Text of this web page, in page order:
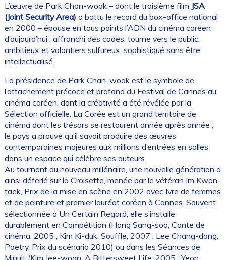
L’œuvre de Park Chan-wook – dont le troisième film JSA
(Joint Security Area) a battu le record du box-office national
en 2000 – épouse en tous points l’ADN du cinéma coréen
d’aujourd’hui : affranchi des codes, tourné vers le public,
ambitieux et volontiers sulfureux, sophistiqué sans être
intellectualisé.
La présidence de Park Chan-wook est le symbole de
l’attachement précoce et profond du Festival de Cannes au
cinéma coréen, dont la créativité a été révélée par la
Sélection officielle. La Corée est un grand territoire de
cinéma dont les trésors se restaurent année après année ;
le pays a prouvé qu’il savait produire des œuvres
contemporaines majeures aux millions d’entrées en salles
dans un espace qui célèbre ses auteurs.
Au tournant du nouveau millénaire, une nouvelle génération a
ainsi déferlé sur la Croisette, menée par le vétéran Im Kwon-
taek, Prix de la mise en scène en 2002 avec Ivre de femmes
et de peinture et premier lauréat coréen à Cannes. Souvent
sélectionnée à Un Certain Regard, elle s’installe
durablement en Compétition (Hong Sang-soo, Conte de
cinéma, 2005 ; Kim Ki-duk, Souffle, 2007 ; Lee Chang-dong,
Poetry, Prix du scénario 2010) ou dans les Séances de